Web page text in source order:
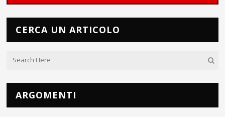
CERCA UN ARTICOLO
ARGOMENTI